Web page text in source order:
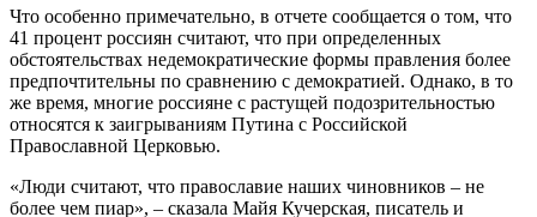
Что особенно примечательно, в отчете сообщается о том, что
41 процент россиян считают, что при определенных
обстоятельствах недемократические формы правления более
предпочтительны по сравнению с демократией. Однако, в то
же время, многие россияне с растущей подозрительностью
относятся к заигрываниям Путина с Российской
Православной Церковью.
«Люди считают, что православие наших чиновников – не
более чем пиар», – сказала Майя Кучерская, писатель и